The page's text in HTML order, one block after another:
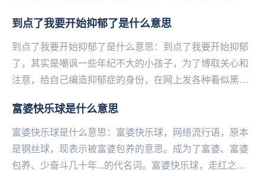
肉，...
到点了我要开始抑郁了是什么意思
到点了我要开始抑郁了是什么意思：到点了我要开始抑郁
了，其实是嘲讽一些年纪不大的小孩子，为了博取关心和
注意，给自己编造抑郁症的身份，在网上发各种看似黑暗
命...
富婆快乐球是什么意思
富婆快乐球是什么意思：富婆快乐球，网络流行语，原本
是钢丝球，现表示被富婆包养的意思。成为了富婆、富婆
包养、少奋斗几十年...的代名词。富婆快乐球，走红之